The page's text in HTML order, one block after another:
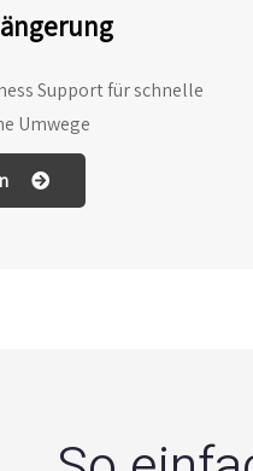
Support für schnelle
Umwege